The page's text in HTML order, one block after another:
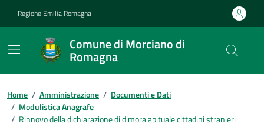
Regione Emilia Romagna
Comune di Morciano di
Romagna
Contenuti in evidenza
Home / Amministrazione / Documenti e Dati
/ Modulistica Anagrafe
/ Rinnovo della dichiarazione di dimora abituale cittadini stranieri